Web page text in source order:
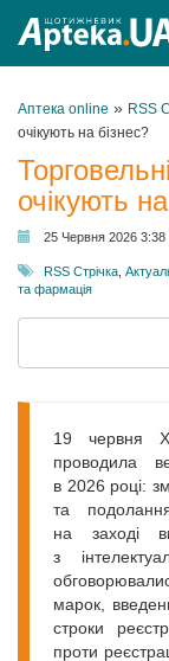
Аптека online » RSS
очікують на бізнес?
очікують
25 Червня 2026 3:38
RSS Стрічка
та фармація
19 червня
проводила
в 2026 році:
та
на заході
з
марок,
строки
проти